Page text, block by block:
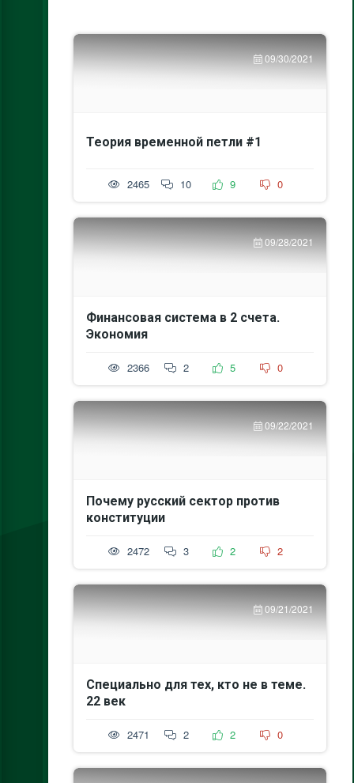
09/30/2021
Теория временной петли #1
2465 10 9 0
09/28/2021
Финансовая система в 2 счета.
Экономия
2366 2 5 0
09/22/2021
Почему русский сектор против
конституции
2472 3 2 2
09/21/2021
Специально для тех, кто не в теме.
22 век
2471 2 2 0